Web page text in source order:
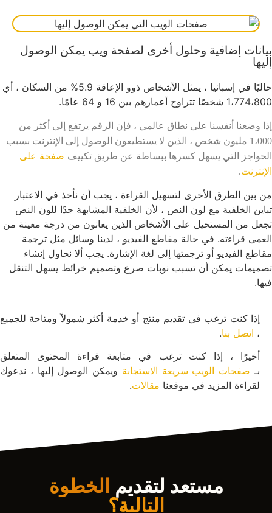
بيانات إضافية وحلول أخرى لصفحة ويب يمكن الوصول
إليها
حاليًا في إسبانيا ، يمثل الأشخاص ذوو الإعاقة 5.9% من السكان ، أي
1،774،800 شخصًا تتراوح أعمارهم بين 16 و 64 عامًا.
إذا وضعنا أنفسنا على نطاق عالمي ، فإن الرقم يرتفع إلى أكثر من
1،000 مليون شخص ، الذين لا يستطيعون الوصول إلى الإنترنت بسبب
الحواجز التي يسهل كسرها ببساطة عن طريق تكييف صفحة على
الإنترنت.
من بين الطرق الأخرى لتسهيل القراءة ، يجب أن نأخذ في الاعتبار
تباين الخلفية مع لون النص ، لأن الخلفية المشابهة جدًا للون النص
تجعل من المستحيل على الأشخاص الذين يعانون من درجة معينة من
العمى قراءته. في حالة مقاطع الفيديو ، لدينا وسائل مثل ترجمة
مقاطع الفيديو أو ترجمتها إلى لغة الإشارة. يجب ألا نحاول إنشاء
تصميمات يمكن أن تسبب نوبات صرع وتصميم خرائط يسهل التنقل
فيها.
إذا كنت ترغب في تقديم منتج أو خدمة أكثر شمولاً ومتاحة للجميع
، اتصل بنا.
أخيرًا ، إذا كنت ترغب في متابعة قراءة المحتوى المتعلق
بـ صفحات الويب سريعة الاستجابة ويمكن الوصول إليها ، ندعوك
لقراءة المزيد في موقعنا مقالات.
مستعد لتقديم الخطوة
التالية؟